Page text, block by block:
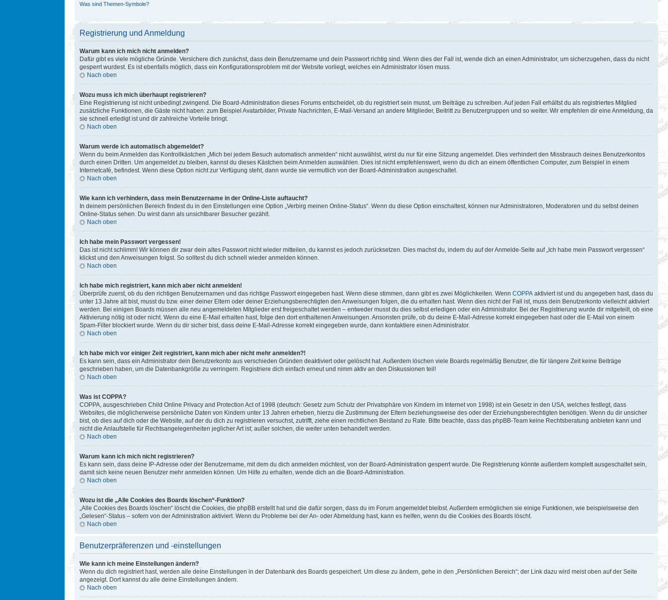
Was sind Themen-Symbole?
Registrierung und Anmeldung
Warum kann ich mich nicht anmelden?
Dafür gibt es viele mögliche Gründe. Versichere dich zunächst, dass dein Benutzername und dein Passwort richtig sind. Wenn dies der Fall ist, wende dich an einen Administrator, um sicherzugehen, dass du nicht
gesperrt wurdest. Es ist ebenfalls möglich, dass ein Konfigurationsproblem mit der Website vorliegt, welches ein Administrator lösen muss.
Nach oben
Wozu muss ich mich überhaupt registrieren?
Eine Registrierung ist nicht unbedingt zwingend. Die Board-Administration dieses Forums entscheidet, ob du registriert sein musst, um Beiträge zu schreiben. Auf jeden Fall erhältst du als registriertes Mitglied
zusätzliche Funktionen, die Gäste nicht haben: zum Beispiel Avatarbilder, Private Nachrichten, E-Mail-Versand an andere Mitglieder, Beitritt zu Benutzergruppen und so weiter. Wir empfehlen dir eine Anmeldung, da
sie schnell erledigt ist und dir zahlreiche Vorteile bringt.
Nach oben
Warum werde ich automatisch abgemeldet?
Wenn du beim Anmelden das Kontrollkästchen „Mich bei jedem Besuch automatisch anmelden“ nicht auswählst, wirst du nur für eine Sitzung angemeldet. Dies verhindert den Missbrauch deines Benutzerkontos
durch einen Dritten. Um angemeldet zu bleiben, kannst du dieses Kästchen beim Anmelden auswählen. Dies ist nicht empfehlenswert, wenn du dich an einem öffentlichen Computer, zum Beispiel in einem
Internetcafé, befindest. Wenn diese Option nicht zur Verfügung steht, dann wurde sie vermutlich von der Board-Administration ausgeschaltet.
Nach oben
Wie kann ich verhindern, dass mein Benutzername in der Online-Liste auftaucht?
In deinem persönlichen Bereich findest du in den Einstellungen eine Option „Verbirg meinen Online-Status“. Wenn du diese Option einschaltest, können nur Administratoren, Moderatoren und du selbst deinen
Online-Status sehen. Du wirst dann als unsichtbarer Besucher gezählt.
Nach oben
Ich habe mein Passwort vergessen!
Das ist nicht schlimm! Wir können dir zwar dein altes Passwort nicht wieder mitteilen, du kannst es jedoch zurücksetzen. Dies machst du, indem du auf der Anmelde-Seite auf „Ich habe mein Passwort vergessen“
klickst und den Anweisungen folgst. So solltest du dich schnell wieder anmelden können.
Nach oben
Ich habe mich registriert, kann mich aber nicht anmelden!
Überprüfe zuerst, ob du den richtigen Benutzernamen und das richtige Passwort eingegeben hast. Wenn diese stimmen, dann gibt es zwei Möglichkeiten. Wenn COPPA aktiviert ist und du angegeben hast, dass du
unter 13 Jahre alt bist, musst du bzw. einer deiner Eltern oder deiner Erziehungsberechtigten den Anweisungen folgen, die du erhalten hast. Wenn dies nicht der Fall ist, muss dein Benutzerkonto vielleicht aktiviert
werden. Bei einigen Boards müssen alle neu angemeldeten Mitglieder erst freigeschaltet werden – entweder musst du dies selbst erledigen oder ein Administrator. Bei der Registrierung wurde dir mitgeteilt, ob eine
Aktivierung nötig ist oder nicht. Wenn du eine E-Mail erhalten hast, folge den dort enthaltenen Anweisungen. Ansonsten prüfe, ob du deine E-Mail-Adresse korrekt eingegeben hast oder die E-Mail von einem
Spam-Filter blockiert wurde. Wenn du dir sicher bist, dass deine E-Mail-Adresse korrekt eingegeben wurde, dann kontaktiere einen Administrator.
Nach oben
Ich habe mich vor einiger Zeit registriert, kann mich aber nicht mehr anmelden?!
Es kann sein, dass ein Administrator dein Benutzerkonto aus verschieden Gründen deaktiviert oder gelöscht hat. Außerdem löschen viele Boards regelmäßig Benutzer, die für längere Zeit keine Beiträge
geschrieben haben, um die Datenbankgröße zu verringern. Registriere dich einfach erneut und nimm aktiv an den Diskussionen teil!
Nach oben
Was ist COPPA?
COPPA, ausgeschrieben Child Online Privacy and Protection Act of 1998 (deutsch: Gesetz zum Schutz der Privatsphäre von Kindern im Internet von 1998) ist ein Gesetz in den USA, welches festlegt, dass
Websites, die möglicherweise persönliche Daten von Kindern unter 13 Jahren erheben, hierzu die Zustimmung der Eltern beziehungsweise des oder der Erziehungsberechtigten benötigen. Wenn du dir unsicher
bist, ob dies auf dich oder die Website, auf der du dich zu registrieren versuchst, zutrifft, ziehe einen rechtlichen Beistand zu Rate. Bitte beachte, dass das phpBB-Team keine Rechtsberatung anbieten kann und
nicht die Anlaufstelle für Rechtsangelegenheiten jeglicher Art ist; außer solchen, die weiter unten behandelt werden.
Nach oben
Warum kann ich mich nicht registrieren?
Es kann sein, dass deine IP-Adresse oder der Benutzername, mit dem du dich anmelden möchtest, von der Board-Administration gesperrt wurde. Die Registrierung könnte außerdem komplett ausgeschaltet sein,
damit sich keine neuen Benutzer mehr anmelden können. Um Hilfe zu erhalten, wende dich an die Board-Administration.
Nach oben
Wozu ist die „Alle Cookies des Boards löschen“-Funktion?
„Alle Cookies des Boards löschen“ löscht die Cookies, die phpBB erstellt hat und die dafür sorgen, dass du im Forum angemeldet bleibst. Außerdem ermöglichen sie einige Funktionen, wie beispielsweise den
„Gelesen“-Status – sofern von der Administration aktiviert. Wenn du Probleme bei der An- oder Abmeldung hast, kann es helfen, wenn du die Cookies des Boards löscht.
Nach oben
Benutzerpräferenzen und -einstellungen
Wie kann ich meine Einstellungen ändern?
Wenn du dich registriert hast, werden alle deine Einstellungen in der Datenbank des Boards gespeichert. Um diese zu ändern, gehe in den „Persönlichen Bereich“; der Link dazu wird meist oben auf der Seite
angezeigt. Dort kannst du alle deine Einstellungen ändern.
Nach oben